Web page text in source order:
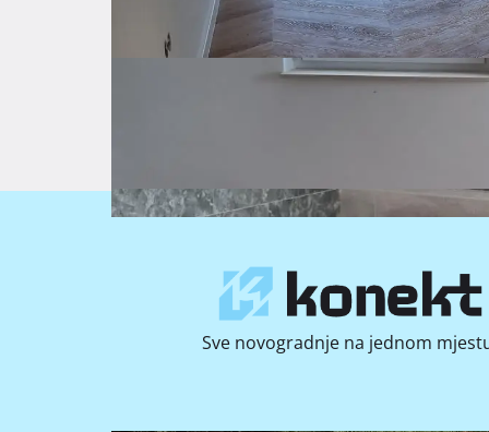
Sve novogradnje na jednom